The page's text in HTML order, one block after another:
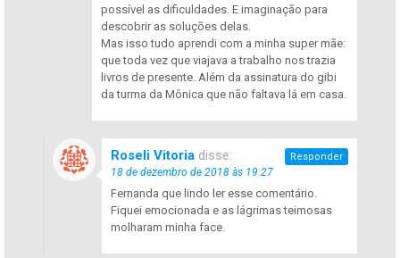
possível as dificuldades. E imaginação para
descobrir as soluções delas.
Mas isso tudo aprendi com a minha super mãe:
que toda vez que viajava a trabalho nos trazia
livros de presente. Além da assinatura do gibi
da turma da Mônica que não faltava lá em casa.
Roseli Vitoria disse:
18 de dezembro de 2018 às 19:27
Fernanda que lindo ler esse comentário.
Fiquei emocionada e as lágrimas teimosas
molharam minha face.
Responder